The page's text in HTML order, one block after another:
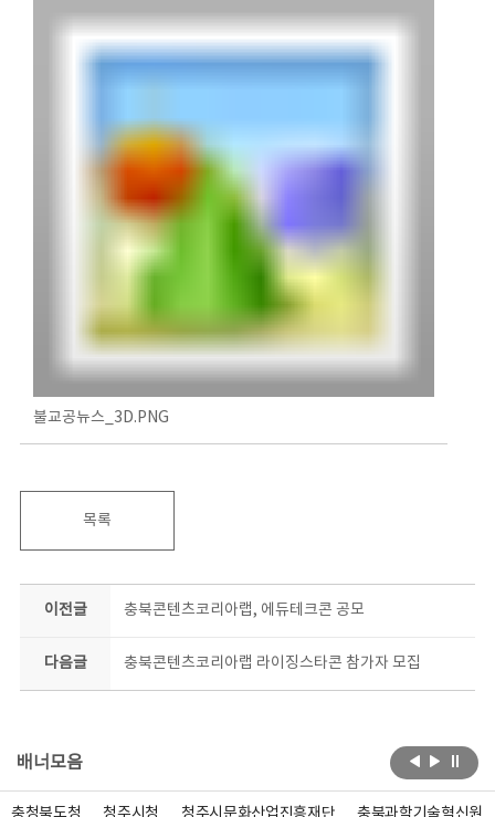
불교공뉴스_3D.PNG
목록
이전글 충북콘텐츠코리아랩, 에듀테크콘 공모
다음글 충북콘텐츠코리아랩 라이징스타콘 참가자 모집
배너모음